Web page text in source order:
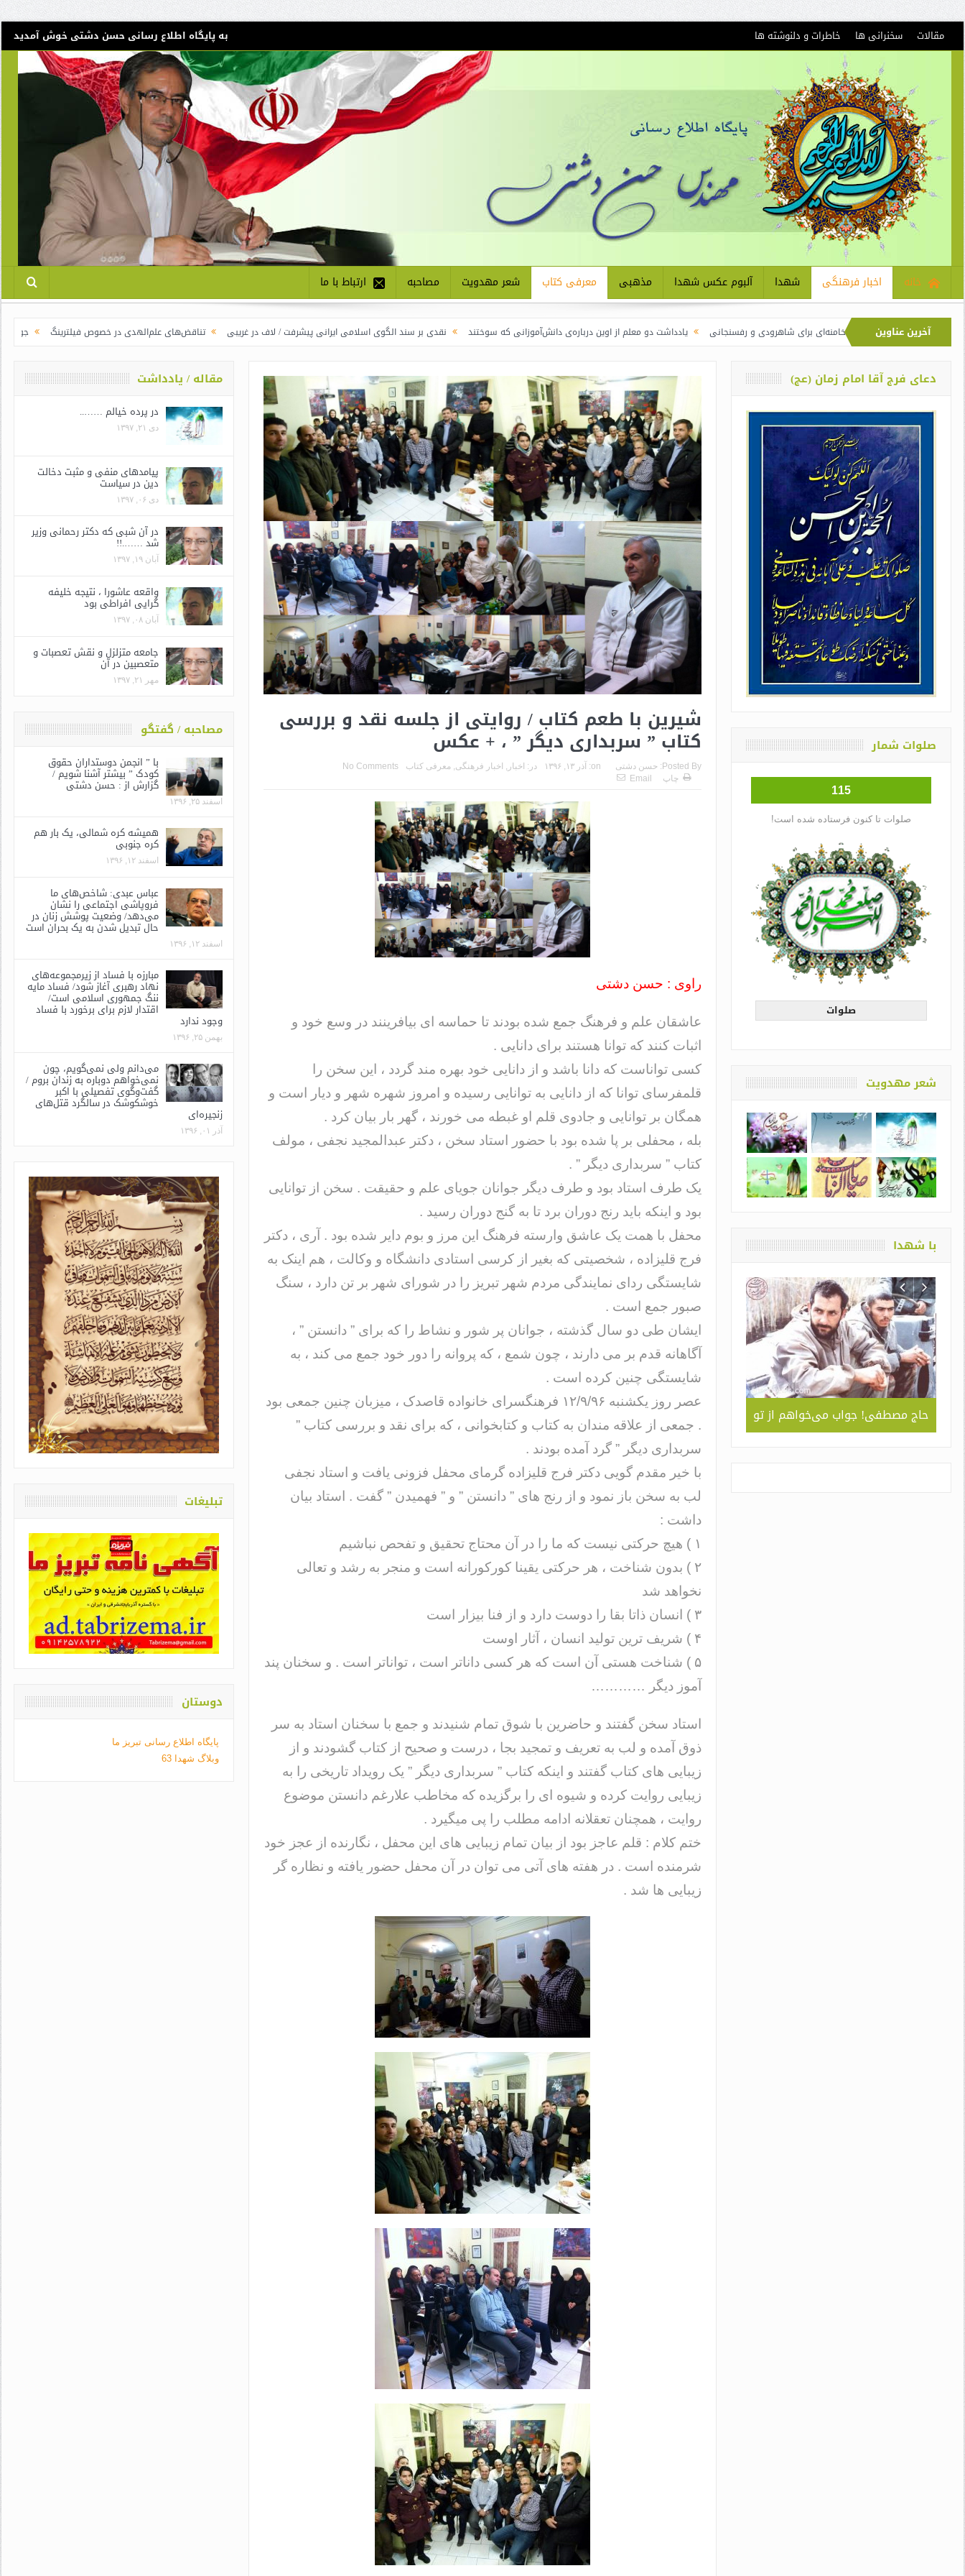
به پایگاه اطلاع رسانی حسن دشتی خوش آمدید مقالات سخنرانی ها خاطرات و دلنوشته ها
خانه اخبار فرهنگی شهدا آلبوم عکس شهدا مذهبی معرفی کتاب شعر مهدویت مصاحبه ارتباط با ما
آخرین عناوین
آیت‌الله خامنه‌ای برای شاهرودی و رفسنجانی یادداشت دو معلم از اوین درباره‌ی دانش‌آموزانی که سوختند نقدی بر سند الگوی اسلامی ایرانی پیشرفت / لاف در غریبی تناقض‌های علم‌الهدی در خصوص فیلترینگ جوانگرایی به سبک وزرای
شیرین با طعم کتاب / روایتی از جلسه نقد و بررسی
کتاب ” سربداری دیگر ” ، + عکس
Posted By: حسن دشتی on: آذر ۱۳, ۱۳۹۶ در: اخبار اخبار فرهنگی معرفی کتاب
No Comments
چاپ
Email
راوی : حسن دشتی
عاشقان علم و فرهنگ جمع شده بودند تا حماسه ای بیافرینند در وسع خود و
اثبات کنند که توانا هستند برای دانایی .
کسی تواناست که دانا باشد و از دانایی خود بهره مند گردد ، این سخن را
قلمفرسای توانا که از دانایی به توانایی رسیده و امروز شهره شهر و دیار است و
همگان بر توانایی و جادوی قلم او غبطه می خورند ، گهر بار بیان کرد .
بله ، محفلی بر پا شده بود با حضور استاد سخن ، دکتر عبدالمجید نجفی ، مولف
کتاب ” سربداری دیگر ” .
یک طرف استاد بود و طرف دیگر جوانان جویای علم و حقیقت . سخن از توانایی
بود و اینکه باید رنج دوران برد تا به گنج دوران رسید .
محفل با همت یک عاشق وارسته فرهنگ این مرز و بوم دایر شده بود . آری ، دکتر
فرج قلیزاده ، شخصیتی که بغیر از کرسی استادی دانشگاه و وکالت ، هم اینک به
شایستگی ردای نمایندگی مردم شهر تبریز را در شورای شهر بر تن دارد ، سنگ
صبور جمع است .
ایشان طی دو سال گذشته ، جوانان پر شور و نشاط را که برای ” دانستن ” ،
آگاهانه قدم بر می دارند ، چون شمع ، که پروانه را دور خود جمع می کند ، به
شایستگی چنین کرده است .
عصر روز یکشنبه ۱۲/۹/۹۶ فرهنگسرای خانواده قاصدک ، میزبان چنین جمعی بود
. جمعی از علاقه مندان به کتاب و کتابخوانی ، که برای نقد و بررسی کتاب ”
سربداری دیگر ” گرد آمده بودند .
با خیر مقدم گویی دکتر فرج قلیزاده گرمای محفل فزونی یافت و استاد نجفی
لب به سخن باز نمود و از رنج های ” دانستن ” و ” فهمیدن ” گفت . استاد بیان
داشت :
۱ ) هیچ حرکتی نیست که ما را در آن محتاج تحقیق و تفحص نباشیم
۲ ) بدون شناخت ، هر حرکتی یقینا کورکورانه است و منجر به رشد و تعالی
نخواهد شد
۳ ) انسان ذاتا بقا را دوست دارد و از فنا بیزار است
۴ ) شریف ترین تولید انسان ، آثار اوست
۵ ) شناخت هستی آن است که هر کسی داناتر است ، تواناتر است . و سخنان پند
آموز دیگر …………
استاد سخن گفتند و حاضرین با شوق تمام شنیدند و جمع با سخنان استاد به سر
ذوق آمده و لب به تعریف و تمجید بجا ، درست و صحیح از کتاب گشودند و از
زیبایی های کتاب گفتند و اینکه کتاب ” سربداری دیگر ” یک رویداد تاریخی را به
زیبایی روایت کرده و شیوه ای را برگزیده که مخاطب علارغم دانستن موضوع
روایت ، همچنان تعقلانه ادامه مطلب را پی میگیرد .
ختم کلام : قلم عاجز بود از بیان تمام زیبایی های این محفل ، نگارنده از عجز خود
شرمنده است . در هفته های آتی می توان در آن محفل حضور یافته و نظاره گر
زیبایی ها شد .
مقاله / یادداشت
در پرده خیالم ……..
دی ۲۱, ۱۳۹۷
پیامدهای منفی و مثبت دخالت
دین در سیاست
دی ۰۶, ۱۳۹۷
در آن شبی که دکتر رحمانی وزیر
شد …….!!
آبان ۱۹, ۱۳۹۷
واقعه عاشورا ، نتیجه خلیفه
گرایی افراطی بود
آبان ۰۸, ۱۳۹۷
جامعه متزلزل و نقش تعصبات و
متعصبین در آن
مهر ۲۱, ۱۳۹۷
مصاحبه / گفتگو
با ” انجمن دوستداران حقوق
کودک ” بیشتر آشنا شویم /
گزارش از : حسن دشتی
اسفند ۲۵, ۱۳۹۶
همیشه کره شمالی، یک بار هم
کره جنوبی
اسفند ۱۲, ۱۳۹۶
عباس عبدی: شاخص‌های ما
فروپاشی اجتماعی را نشان
می‌دهد/ وضعیت پوشش زنان در
حال تبدیل شدن به یک بحران است
اسفند ۱۲, ۱۳۹۶
مبارزه با فساد از زیرمجموعه‌های
نهاد رهبری آغاز شود/ فساد مایه
ننگ جمهوری اسلامی است/
اقتدار لازم برای برخورد با فساد
وجود ندارد
بهمن ۲۵, ۱۳۹۶
می‌دانم ولی نمی‌گویم، چون
نمی‌خواهم دوباره به زندان بروم /
گفت‌وگوی تفصیلی با اکبر
خوشکوشک در سالگرد قتل‌های
زنجیره‌ای
آذر ۰۱, ۱۳۹۶
تبلیغات
دوستان
پایگاه اطلاع رسانی تبریز ما
وبلاگ شهدا 63
دعای فرج آقا امام زمان (عج)
صلوات شمار
115
صلوات تا کنون فرستاده شده است!
صلوات
شعر مهدویت
با شهدا
به یاد او که دغدغه سلامت قلم
داشت / طاهره سادات حمیدی
خداحافظ رزمنده / دلنوشته ای از
حسن دشتی
جلوه ای از همدلی و صمیمیت به
سبک و سیاق دوران دفاع مقدس /
حسن دشتی
حاج مصطفی! جواب می‌خواهم از تو